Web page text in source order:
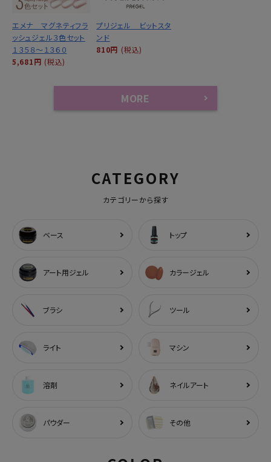
エメナ マグネティフラ
ッシュジェル３色セット
１３５８～１３６０
5,681円 (税込)
プリジェル ビットスタ
ンド
810円 (税込)
MORE
CATEGORY
カテゴリーから探す
ベース トップ
アート用ジェル カラージェル
ブラシ ツール
ライト マシン
溶剤 ネイルアート
パウダー その他